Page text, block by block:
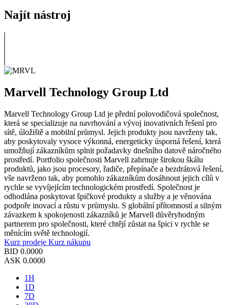
Najít nástroj
Marvell Technology Group Ltd
Marvell Technology Group Ltd je přední polovodičová společnost,
která se specializuje na navrhování a vývoj inovativních řešení pro
sítě, úložiště a mobilní průmysl. Jejich produkty jsou navrženy tak,
aby poskytovaly vysoce výkonná, energeticky úsporná řešení, která
umožňují zákazníkům splnit požadavky dnešního datově náročného
prostředí. Portfolio společnosti Marvell zahrnuje širokou škálu
produktů, jako jsou procesory, řadiče, přepínače a bezdrátová řešení,
vše navrženo tak, aby pomohlo zákazníkům dosáhnout jejich cílů v
rychle se vyvíjejícím technologickém prostředí. Společnost je
odhodlána poskytovat špičkové produkty a služby a je věnována
podpoře inovací a růstu v průmyslu. S globální přítomností a silným
závazkem k spokojenosti zákazníků je Marvell důvěryhodným
partnerem pro společnosti, které chtějí zůstat na špici v rychle se
měnícím světě technologií.
Kurz prodeje Kurz nákupu
BID 0.0000
ASK 0.0000
1H
1D
7D